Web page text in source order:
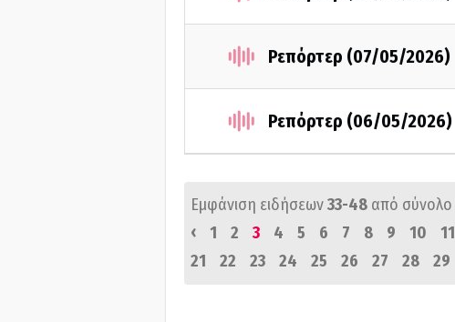
Ρεπόρτερ (07/05/2026)
Ρεπόρτερ (06/05/2026)
Εμφάνιση ειδήσεων33-48 από σύνολο
‹
1 2 3 4 5 6 7 8 9 10 11
21
22 23 24 25 26 27 28 29